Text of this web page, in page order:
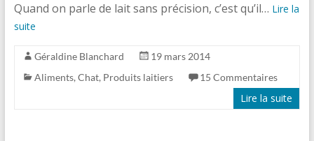
Quand on parle de lait sans précision, c’est qu’il… Lire la
suite
Géraldine Blanchard
19 mars 2014
Aliments,Chat, Produits laitiers 15 Commentaires
Lire la suite